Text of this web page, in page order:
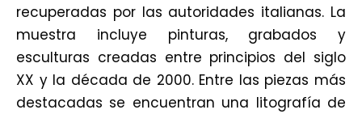
recuperadas por las autoridades italianas. La
muestra incluye pinturas, grabados y
esculturas creadas entre principios del siglo
XX y la década de 2000. Entre las piezas más
destacadas se encuentran una litografía de